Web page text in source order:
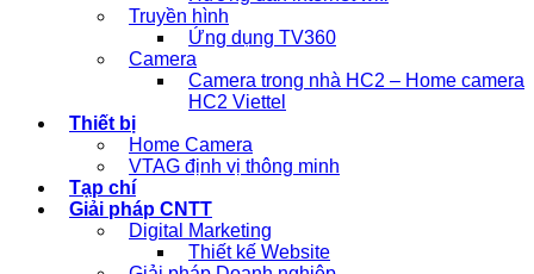
Truyền hình
Ứng dụng TV360
Camera
Camera trong nhà HC2 – Home camera
HC2 Viettel
Thiết bị
Home Camera
VTAG định vị thông minh
Tạp chí
Giải pháp CNTT
Digital Marketing
Thiết kế Website